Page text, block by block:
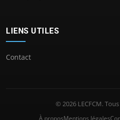
LIENS UTILES
Contact
© 2026 LECFCM.
À proposMentions légales